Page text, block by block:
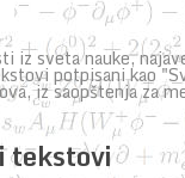
iz sveta nauke,
potpisani kao
iz saopštenja za
tekstovi